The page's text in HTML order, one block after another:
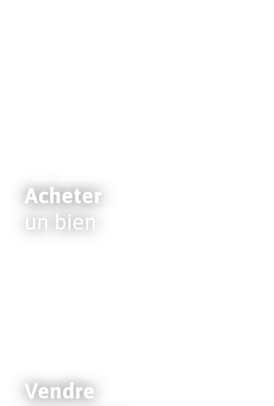
Acheter
un bien
Vendre